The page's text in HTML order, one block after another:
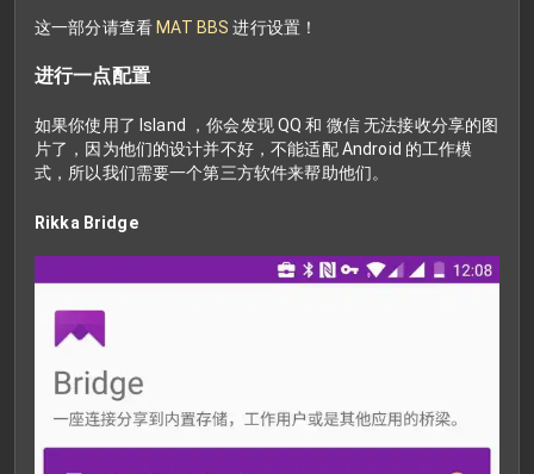
这一部分请查看 MAT BBS 进行设置！
进行一点配置
如果你使用了 Island ，你会发现 QQ 和 微信 无法接收分享的图
片了，因为他们的设计并不好，不能适配 Android 的工作模
式，所以我们需要一个第三方软件来帮助他们。
Rikka Bridge